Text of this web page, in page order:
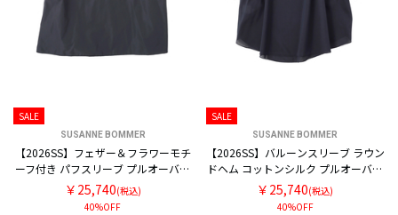
SALE
SUSANNE BOMMER
【2026SS】フェザー＆フラワーモチ
ーフ付き パフスリーブ プルオーバー
ブラウス
￥25,740(税込)
40%OFF
SALE
SUSANNE BOMMER
【2026SS】バルーンスリーブ ラウン
ドヘム コットンシルク プルオーバー
ブラウス
￥25,740(税込)
40%OFF